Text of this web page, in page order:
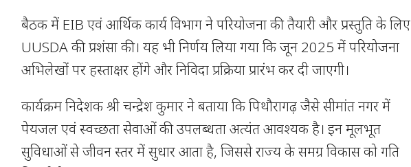
बैठक में EIB एवं आर्थिक कार्य विभाग ने परियोजना की तैयारी और प्रस्तुति के लिए
UUSDA की प्रशंसा की। यह भी निर्णय लिया गया कि जून 2025 में परियोजना
अभिलेखों पर हस्ताक्षर होंगे और निविदा प्रक्रिया प्रारंभ कर दी जाएगी।
कार्यक्रम निदेशक श्री चन्द्रेश कुमार ने बताया कि पिथौरागढ़ जैसे सीमांत नगर में
पेयजल एवं स्वच्छता सेवाओं की उपलब्धता अत्यंत आवश्यक है। इन मूलभूत
सुविधाओं से जीवन स्तर में सुधार आता है, जिससे राज्य के समग्र विकास को गति